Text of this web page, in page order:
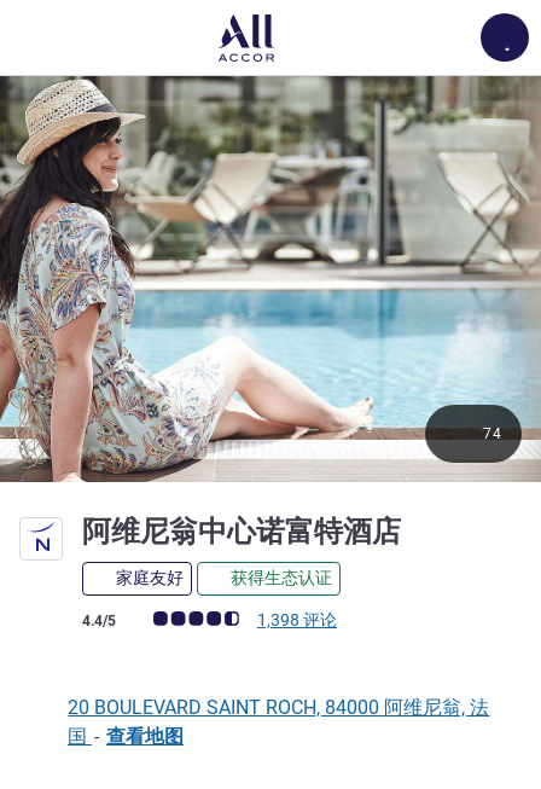
阿维尼翁中心诺富特酒店
家庭友好 获得生态认证
客户意见评级 (ALL 评级)
4.4/5 1,398 评论
74
20 BOULEVARD SAINT ROCH, 84000 阿维尼翁, 法
国 - 查看地图